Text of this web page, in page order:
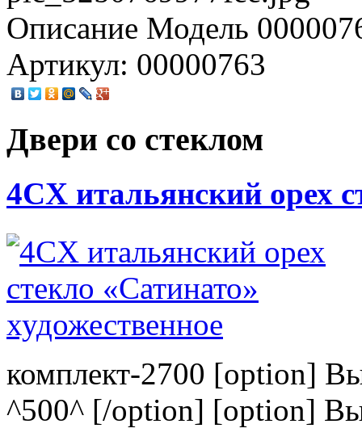
Описание Модель
Артикул: 00000763
Двери со стеклом
4CХ итальянский орех
комплект-2700 [option]
^500^ [/option] [option]